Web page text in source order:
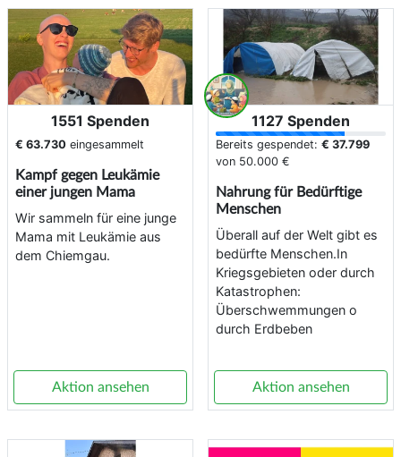
1551 Spenden
€ 63.730 eingesammelt
Kampf gegen Leukämie
einer jungen Mama
Wir sammeln für eine junge
Mama mit Leukämie aus
dem Chiemgau.
Aktion ansehen
1127 Spenden
Bereits gespendet: € 37.799
von 50.000 €
Nahrung für Bedürftige
Menschen
Überall auf der Welt gibt es
bedürfte Menschen.In
Kriegsgebieten oder durch
Katastrophen:
Überschwemmungen o
durch Erdbeben
Aktion ansehen